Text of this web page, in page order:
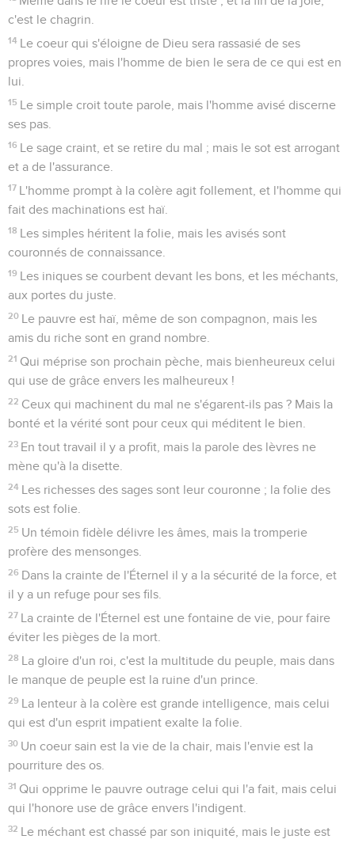
c'est le chagrin.
14 Le coeur qui s'éloigne de Dieu sera rassasié de ses
propres voies, mais l'homme de bien le sera de ce qui est en
lui.
15 Le simple croit toute parole, mais l'homme avisé discerne
ses pas.
16 Le sage craint, et se retire du mal ; mais le sot est arrogant
et a de l'assurance.
17 L'homme prompt à la colère agit follement, et l'homme qui
fait des machinations est haï.
18 Les simples héritent la folie, mais les avisés sont
couronnés de connaissance.
19 Les iniques se courbent devant les bons, et les méchants,
aux portes du juste.
20 Le pauvre est haï, même de son compagnon, mais les
amis du riche sont en grand nombre.
21 Qui méprise son prochain pèche, mais bienheureux celui
qui use de grâce envers les malheureux !
22 Ceux qui machinent du mal ne s'égarent-ils pas ? Mais la
bonté et la vérité sont pour ceux qui méditent le bien.
23 En tout travail il y a profit, mais la parole des lèvres ne
mène qu'à la disette.
24 Les richesses des sages sont leur couronne ; la folie des
sots est folie.
25 Un témoin fidèle délivre les âmes, mais la tromperie
profère des mensonges.
26 Dans la crainte de l'Éternel il y a la sécurité de la force, et
il y a un refuge pour ses fils.
27 La crainte de l'Éternel est une fontaine de vie, pour faire
éviter les pièges de la mort.
28 La gloire d'un roi, c'est la multitude du peuple, mais dans
le manque de peuple est la ruine d'un prince.
29 La lenteur à la colère est grande intelligence, mais celui
qui est d'un esprit impatient exalte la folie.
30 Un coeur sain est la vie de la chair, mais l'envie est la
pourriture des os.
31 Qui opprime le pauvre outrage celui qui l'a fait, mais celui
qui l'honore use de grâce envers l'indigent.
32 Le méchant est chassé par son iniquité, mais le juste est